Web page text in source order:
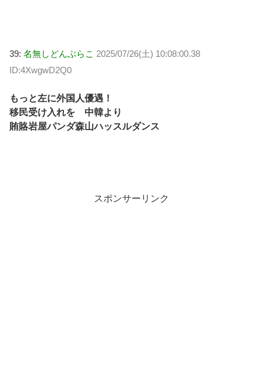
39: 名無しどんぶらこ 2025/07/26(土) 10:08:00.38
ID:4XwgwD2Q0
もっと左に外国人優遇！
移民受け入れを 中韓より
賄賂岩屋パンダ森山ハッスルダンス
スポンサーリンク